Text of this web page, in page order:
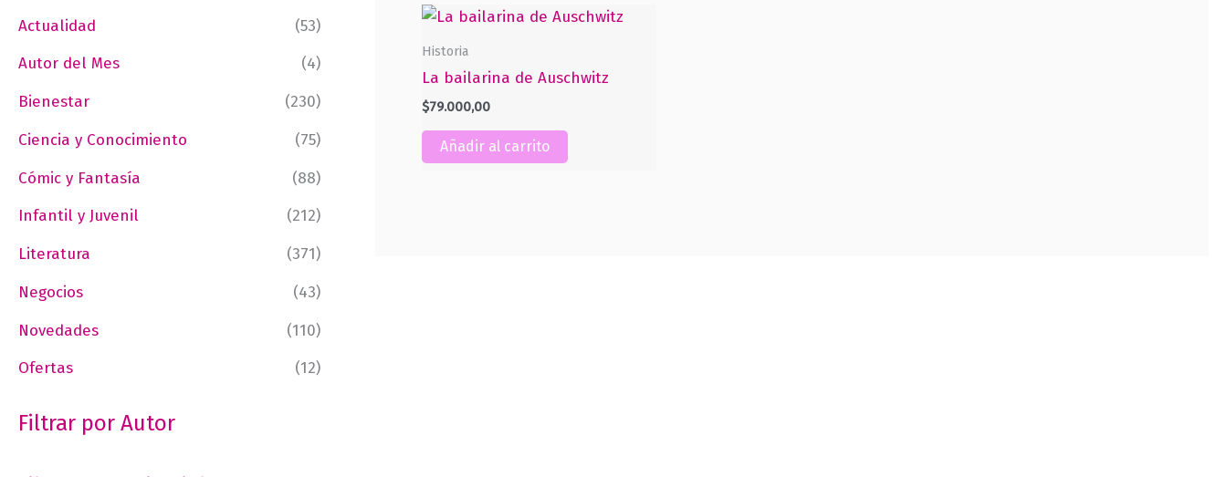
Actualidad
(53)
Autor del Mes
(4)
Bienestar
(230)
Ciencia y Conocimiento
(75)
Cómic y Fantasía
(88)
Infantil y Juvenil
(212)
Literatura
(371)
Negocios
(43)
Novedades
(110)
Ofertas
(12)
Filtrar por Autor
Historia
La bailarina de Auschwitz
$79.000,00
Añadir al carrito